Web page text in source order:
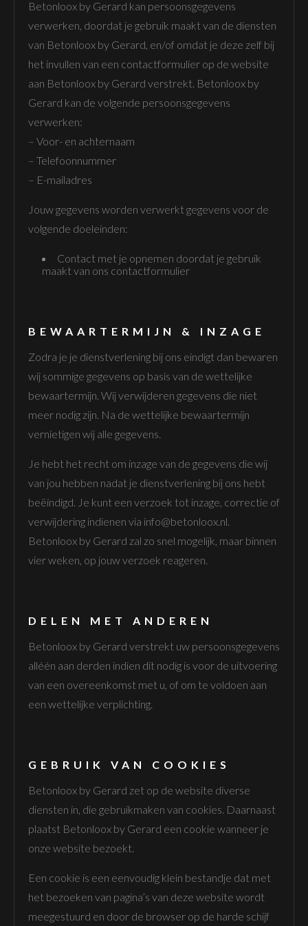
Betonloox by Gerard kan persoonsgegevens
verwerken, doordat je gebruik maakt van de diensten
van Betonloox by Gerard, en/of omdat je deze zelf bij
het invullen van een contactformulier op de website
aan Betonloox by Gerard verstrekt. Betonloox by
Gerard kan de volgende persoonsgegevens
verwerken:
– Voor- en achternaam
– Telefoonnummer
– E-mailadres
Jouw gegevens worden verwerkt gegevens voor de
volgende doeleinden:
Contact met je opnemen doordat je gebruik
maakt van ons contactformulier
BEWAARTERMIJN & INZAGE
Zodra je je dienstverlening bij ons eindigt dan bewaren
wij sommige gegevens op basis van de wettelijke
bewaartermijn. Wij verwijderen gegevens die niet
meer nodig zijn. Na de wettelijke bewaartermijn
vernietigen wij alle gegevens.
Je hebt het recht om inzage van de gegevens die wij
van jou hebben nadat je dienstverlening bij ons hebt
beëindigd. Je kunt een verzoek tot inzage, correctie of
verwijdering indienen via info@betonloox.nl.
Betonloox by Gerard zal zo snel mogelijk, maar binnen
vier weken, op jouw verzoek reageren.
DELEN MET ANDEREN
Betonloox by Gerard verstrekt uw persoonsgegevens
alléén aan derden indien dit nodig is voor de uitvoering
van een overeenkomst met u, of om te voldoen aan
een wettelijke verplichting.
GEBRUIK VAN COOKIES
Betonloox by Gerard zet op de website diverse
diensten in, die gebruikmaken van cookies. Daarnaast
plaatst Betonloox by Gerard een cookie wanneer je
onze website bezoekt.
Een cookie is een eenvoudig klein bestandje dat met
het bezoeken van pagina’s van deze website wordt
meegestuurd en door de browser op de harde schijf